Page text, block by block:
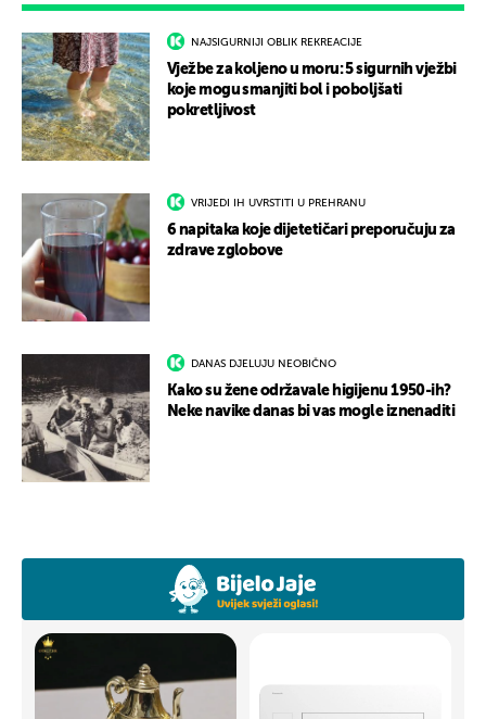
NAJSIGURNIJI OBLIK REKREACIJE
Vježbe za koljeno u moru: 5 sigurnih vježbi
koje mogu smanjiti bol i poboljšati
pokretljivost
VRIJEDI IH UVRSTITI U PREHRANU
6 napitaka koje dijetetičari preporučuju za
zdrave zglobove
DANAS DJELUJU NEOBIČNO
Kako su žene održavale higijenu 1950-ih?
Neke navike danas bi vas mogle iznenaditi